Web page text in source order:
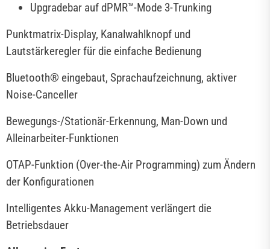
Upgradebar auf dPMR™-Mode 3-Trunking
Punktmatrix-Display, Kanalwahlknopf und
Lautstärkeregler für die einfache Bedienung
Bluetooth® eingebaut, Sprachaufzeichnung, aktiver
Noise-Canceller
Bewegungs-/Stationär-Erkennung, Man-Down und
Alleinarbeiter-Funktionen
OTAP-Funktion (Over-the-Air Programming) zum Ändern
der Konfigurationen
Intelligentes Akku-Management verlängert die
Betriebsdauer